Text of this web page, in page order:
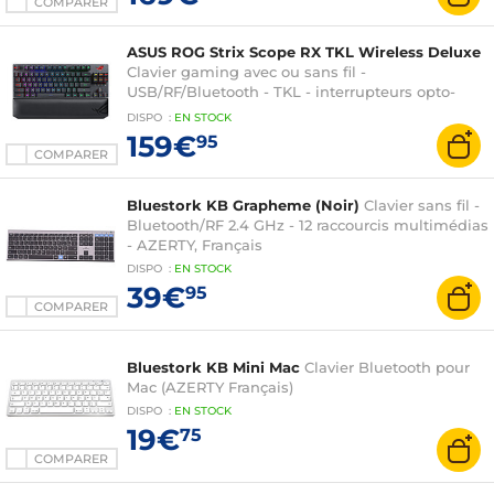
COMPARER
ASUS ROG Strix Scope RX TKL Wireless Deluxe
Clavier gaming avec ou sans fil -
USB/RF/Bluetooth - TKL - interrupteurs opto-
mécaniques rouges (switches ASUS ROG RX
Red) - rétroéclairage RGB Aura Sync - AZERTY,
Français
DISPO : EN STOCK
159€95
COMPARER
Bluestork KB Grapheme (Noir) Clavier sans fil -
Bluetooth/RF 2.4 GHz - 12 raccourcis multimédias
- AZERTY, Français
DISPO : EN STOCK
39€95
COMPARER
Bluestork KB Mini Mac Clavier Bluetooth pour
Mac (AZERTY Français)
DISPO : EN STOCK
19€75